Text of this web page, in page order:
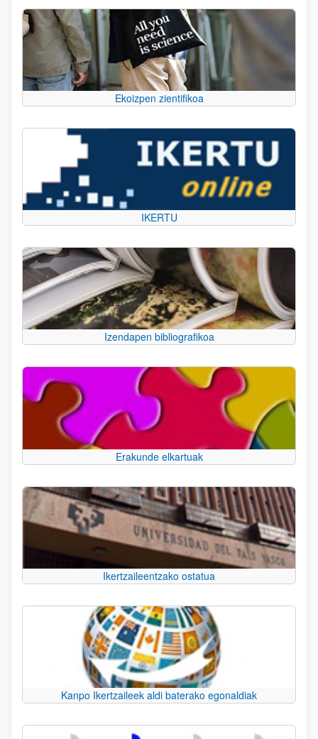
Ekoizpen zientifikoa
IKERTU
Izendapen bibliografikoa
Erakunde elkartuak
Ikertzaileentzako ostatua
Kanpo Ikertzaileek aldi baterako egonaldiak